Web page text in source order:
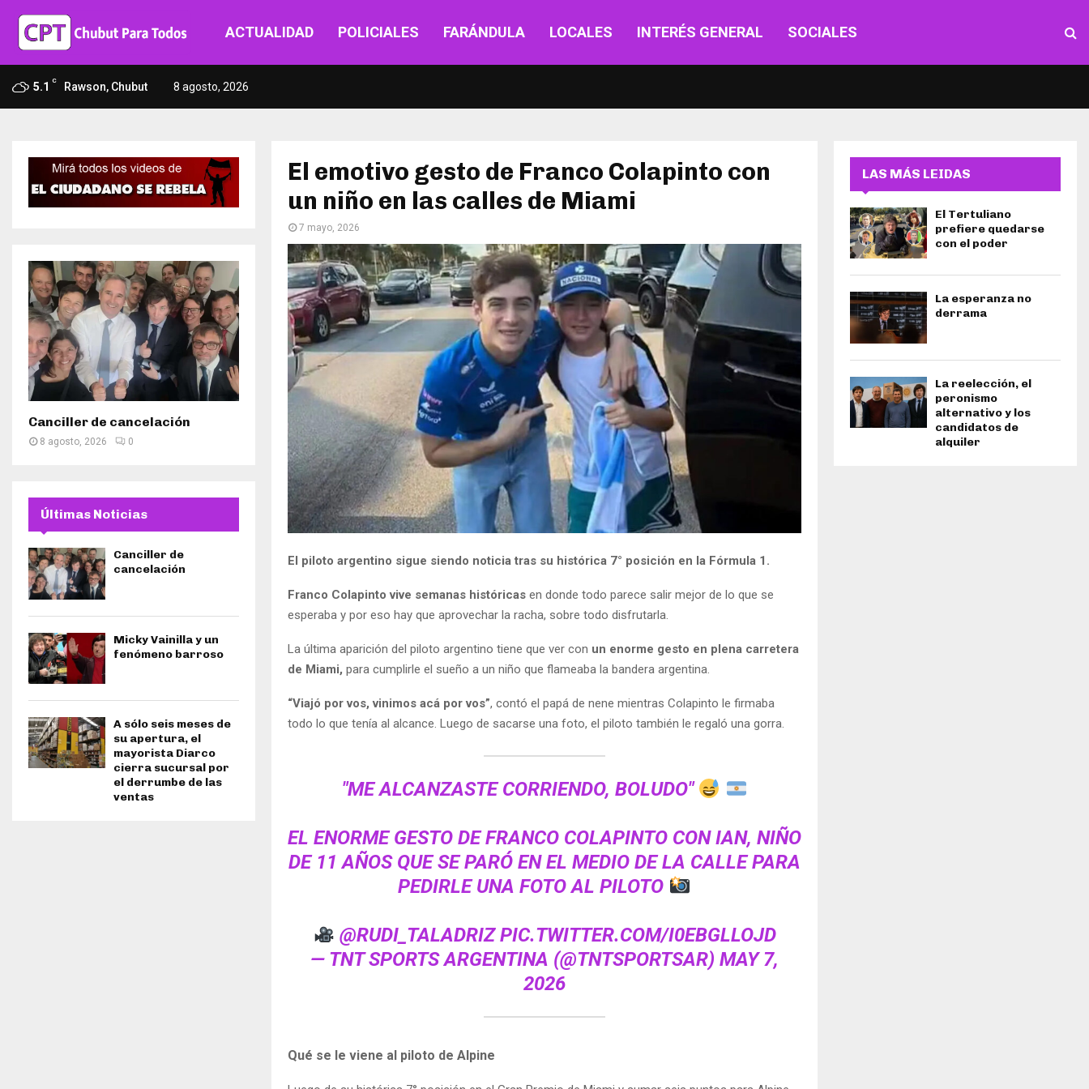
ACTUALIDAD POLICIALES FARÁNDULA LOCALES INTERÉS GENERAL SOCIALES
5.1 C Rawson, Chubut 8 agosto, 2026
El emotivo gesto de Franco Colapinto con
un niño en las calles de Miami
7 mayo, 2026
El piloto argentino sigue siendo noticia tras su histórica 7° posición en la Fórmula 1.
Franco Colapinto vive semanas históricas en donde todo parece salir mejor de lo que se
esperaba y por eso hay que aprovechar la racha, sobre todo disfrutarla.
La última aparición del piloto argentino tiene que ver con un enorme gesto en plena carretera
de Miami, para cumplirle el sueño a un niño que flameaba la bandera argentina.
“Viajó por vos, vinimos acá por vos”, contó el papá de nene mientras Colapinto le firmaba
todo lo que tenía al alcance. Luego de sacarse una foto, el piloto también le regaló una gorra.
"ME ALCANZASTE CORRIENDO, BOLUDO"
EL ENORME GESTO DE FRANCO COLAPINTO CON IAN, NIÑO
DE 11 AÑOS QUE SE PARÓ EN EL MEDIO DE LA CALLE PARA
PEDIRLE UNA FOTO AL PILOTO
@RUDI_TALADRIZPIC.TWITTER.COM/I0EBGLLOJD
— TNT SPORTS ARGENTINA (@TNTSPORTSAR) MAY 7,
2026
Qué se le viene al piloto de Alpine
Canciller de cancelación
8 agosto, 2026 0
Últimas Noticias
Canciller de
cancelación
Micky Vainilla y un
fenómeno barroso
A sólo seis meses de
su apertura, el
mayorista Diarco
cierra sucursal por
el derrumbe de las
ventas
LAS MÁS LEIDAS
El Tertuliano
prefiere quedarse
con el poder
La esperanza no
derrama
La reelección, el
peronismo
alternativo y los
candidatos de
alquiler